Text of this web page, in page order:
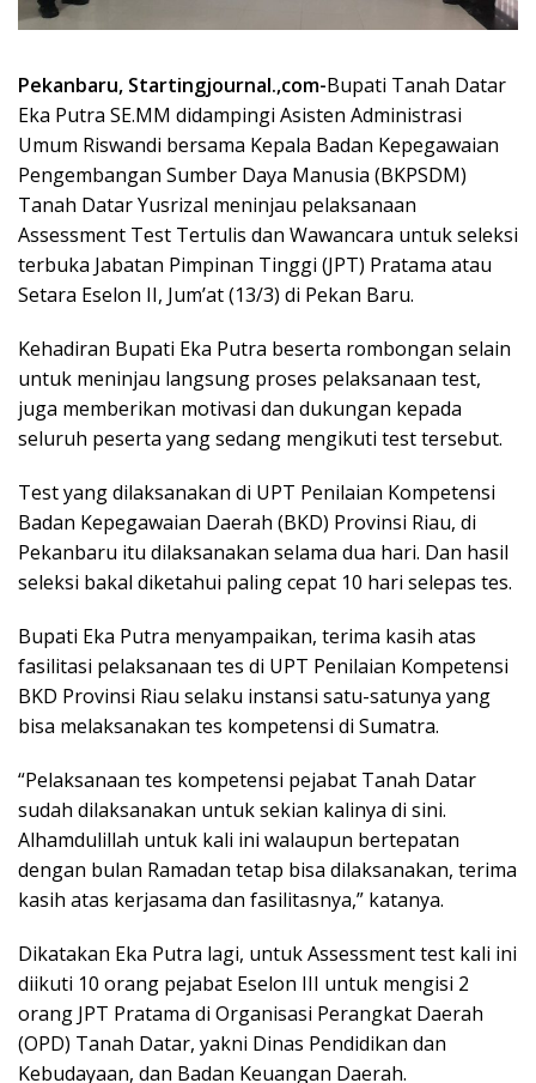
Pekanbaru, Startingjournal.,com-Bupati Tanah Datar
Eka Putra SE.MM didampingi Asisten Administrasi
Umum Riswandi bersama Kepala Badan Kepegawaian
Pengembangan Sumber Daya Manusia (BKPSDM)
Tanah Datar Yusrizal meninjau pelaksanaan
Assessment Test Tertulis dan Wawancara untuk seleksi
terbuka Jabatan Pimpinan Tinggi (JPT) Pratama atau
Setara Eselon II, Jum’at (13/3) di Pekan Baru.
Kehadiran Bupati Eka Putra beserta rombongan selain
untuk meninjau langsung proses pelaksanaan test,
juga memberikan motivasi dan dukungan kepada
seluruh peserta yang sedang mengikuti test tersebut.
Test yang dilaksanakan di UPT Penilaian Kompetensi
Badan Kepegawaian Daerah (BKD) Provinsi Riau, di
Pekanbaru itu dilaksanakan selama dua hari. Dan hasil
seleksi bakal diketahui paling cepat 10 hari selepas tes.
Bupati Eka Putra menyampaikan, terima kasih atas
fasilitasi pelaksanaan tes di UPT Penilaian Kompetensi
BKD Provinsi Riau selaku instansi satu-satunya yang
bisa melaksanakan tes kompetensi di Sumatra.
“Pelaksanaan tes kompetensi pejabat Tanah Datar
sudah dilaksanakan untuk sekian kalinya di sini.
Alhamdulillah untuk kali ini walaupun bertepatan
dengan bulan Ramadan tetap bisa dilaksanakan, terima
kasih atas kerjasama dan fasilitasnya,” katanya.
Dikatakan Eka Putra lagi, untuk Assessment test kali ini
diikuti 10 orang pejabat Eselon III untuk mengisi 2
orang JPT Pratama di Organisasi Perangkat Daerah
(OPD) Tanah Datar, yakni Dinas Pendidikan dan
Kebudayaan, dan Badan Keuangan Daerah.